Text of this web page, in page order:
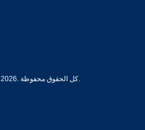
© Koninklijke Philips N.V., 2004 - 2026. كل الحقوق محفوظة.